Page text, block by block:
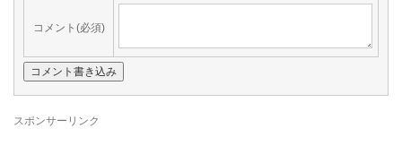
コメント(必須)
スポンサーリンク